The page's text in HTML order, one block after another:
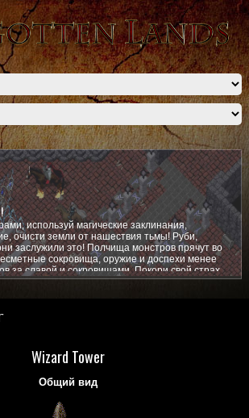
используй магические заклинания,
очисти земли от нашествия тьмы! Руби,
заслужили это! Полчища монстров прячут во
сокровища, оружие и доспехи менее
за славой и сокровищами. Покори свой страх,
Wizard Tower
Общий вид